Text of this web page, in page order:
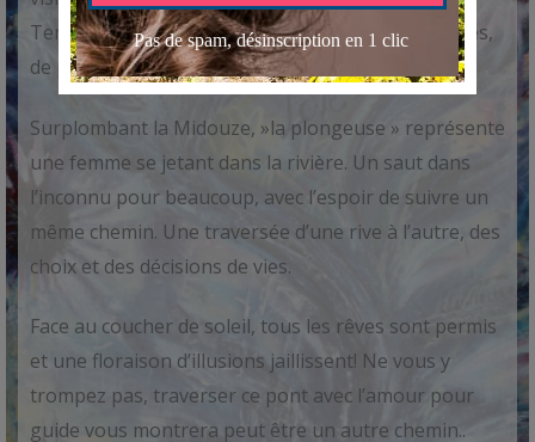
Terzieff et de Robert Wlérick. Un lieu de rencontres,
de promesses et de souhaits.
Surplombant la Midouze, »la plongeuse » représente
une femme se jetant dans la rivière. Un saut dans
l’inconnu pour beaucoup, avec l’espoir de suivre un
même chemin. Une traversée d’une rive à l’autre, des
choix et des décisions de vies.
Face au coucher de soleil, tous les rêves sont permis
et une floraison d’illusions jaillissent! Ne vous y
trompez pas, traverser ce pont avec l’amour pour
guide vous montrera peut être un autre chemin..